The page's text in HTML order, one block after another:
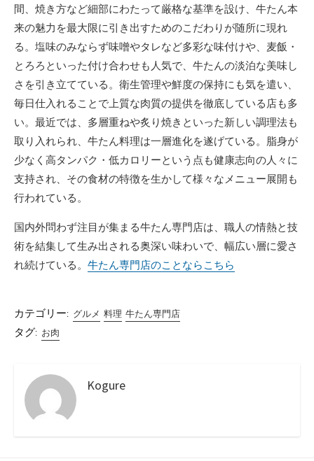
間、焼き方など細部にわたって厳格な基準を設け、牛たん本
来の魅力を最大限に引き出すためのこだわりが随所に現れ
る。塩味のみならず味噌やタレなど多彩な味付けや、麦飯・
とろろといった付け合わせも人気で、牛たんの淡泊な美味し
さを引き立てている。衛生管理や鮮度の保持にも気を遣い、
毎日仕入れることで上質な肉質の提供を徹底している店も多
い。最近では、多層重ねや炙り焼きといった新しい調理法も
取り入れられ、牛たん料理は一層進化を遂げている。脂身が
少なく高タンパク・低カロリーという点も健康志向の人々に
支持され、その食材の特徴を生かして様々なメニュー展開も
行われている。
国内外問わず注目が集まる牛たん専門店は、職人の情熱と技
術を結集して生み出される奥深い味わいで、幅広い層に愛さ
れ続けている。 牛たん専門店のことならこちら
カテゴリー: グルメ 料理 牛たん専門店
タグ: お肉
Kogure